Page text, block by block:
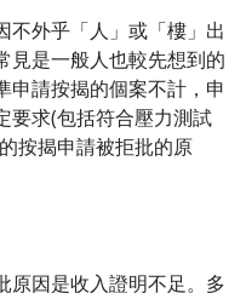
不外乎「人」或「樓」出
見是一般人也較先想到的
申請按揭的個案不計，申
要求(包括符合壓力測試
按揭申請被拒批的原
原因是收入證明不足。多